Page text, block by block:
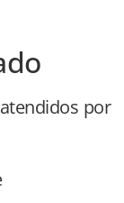
por